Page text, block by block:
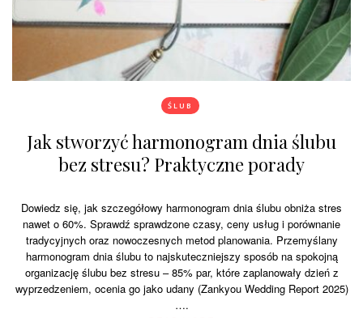
ŚLUB
Jak stworzyć harmonogram dnia ślubu
bez stresu? Praktyczne porady
Dowiedz się, jak szczegółowy harmonogram dnia ślubu obniża stres
nawet o 60%. Sprawdź sprawdzone czasy, ceny usług i porównanie
tradycyjnych oraz nowoczesnych metod planowania. Przemyślany
harmonogram dnia ślubu to najskuteczniejszy sposób na spokojną
organizację ślubu bez stresu – 85% par, które zaplanowały dzień z
wyprzedzeniem, ocenia go jako udany (Zankyou Wedding Report 2025)
….